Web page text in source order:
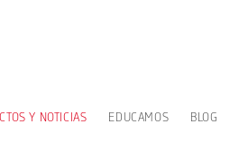
Y NOTICIAS EDUCAMOS BLOG